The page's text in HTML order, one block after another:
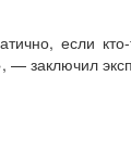
если
— заключил